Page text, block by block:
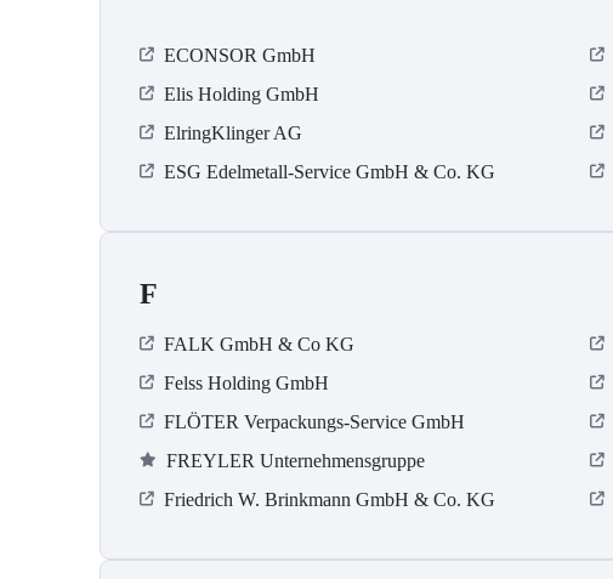
ECONSOR GmbH
Elis Holding GmbH
ElringKlinger AG
ESG Edelmetall-Service GmbH & Co. KG
F
FALK GmbH & Co KG
Felss Holding GmbH
FLÖTER Verpackungs-Service GmbH
FREYLER Unternehmensgruppe
Friedrich W. Brinkmann GmbH & Co. KG